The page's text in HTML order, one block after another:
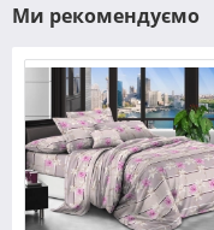
Ми рекомендуємо